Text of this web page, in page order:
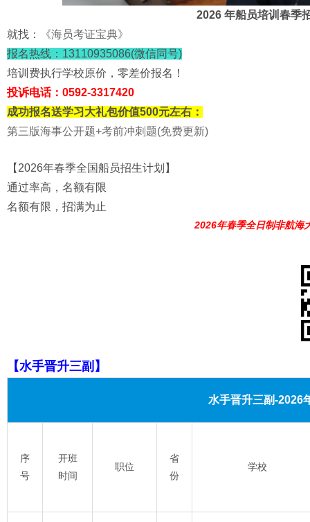
2026 年船员培训春季
就找：
《海员考证宝典》
报名热线：13110935086(微信同号)
培训费执行学校原价，零差价报名！
投诉电话：0592-3317420
成功报名送学习大礼包价值500元左右：
第三版海事公开题+考前冲刺题(免费更新)
【2026年春季全国船员招生计划】
通过率高，名额有限
名额有限，招满为止
2026年春季全日制非航海
【水手晋升三副】
水手晋升三副-2026
序
号
开班
时间
职位
省
份
学校